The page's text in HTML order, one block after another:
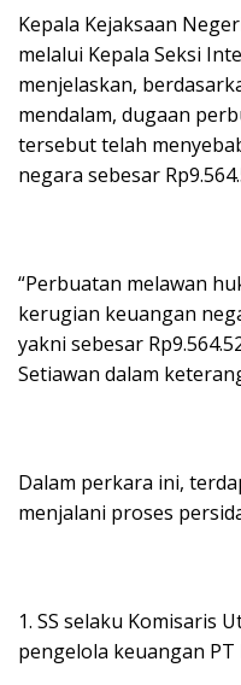
Kepala Kejaksaan
melalui Kepala Seksi
menjelaskan,
mendalam, dugaan
tersebut telah
negara sebesar
“Perbuatan melawan
kerugian keuangan
yakni sebesar
Setiawan dalam
Dalam perkara ini,
menjalani proses
1. SS selaku Komisaris
pengelola keuangan PT